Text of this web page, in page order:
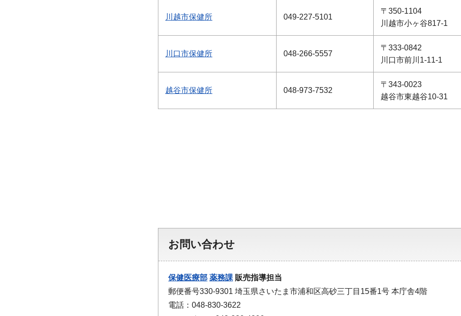
川越市保健所 049-227-5101
〒350-1104
川越市小ヶ谷817-1
川口市保健所 048-266-5557
〒333-0842
川口市前川1-11-1
越谷市保健所 048-973-7532
〒343-0023
越谷市東越谷10-31
お問い合わせ
保健医療部 薬務課 販売指導担当
郵便番号330-9301 埼玉県さいたま市浦和区高砂三丁目15番1号 本庁舎4階
電話：048-830-3622